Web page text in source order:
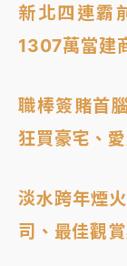
新北四連霸
1307萬當建
職棒簽賭首
狂買豪宅、
淡水跨年煙
司、最佳觀